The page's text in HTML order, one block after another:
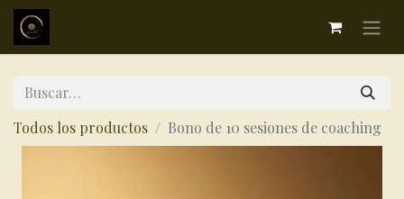
Todos los productos Bono de 10 sesiones de coaching